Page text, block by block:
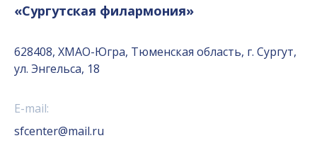
«Сургутская филармония»
628408, ХМАО-Югра, Тюменская область, г. Сургут,
ул. Энгельса, 18
E-mail:
sfcenter@mail.ru